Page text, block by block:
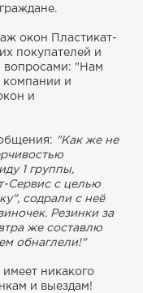
окон Пластикат-
покупателей и
вопросами: "Нам
компании и
и
"Как же не
1 группы,
Сервис с целью
содрали с неё
Резинки за
же составлю
обнаглели!"
никакого
и выездам!